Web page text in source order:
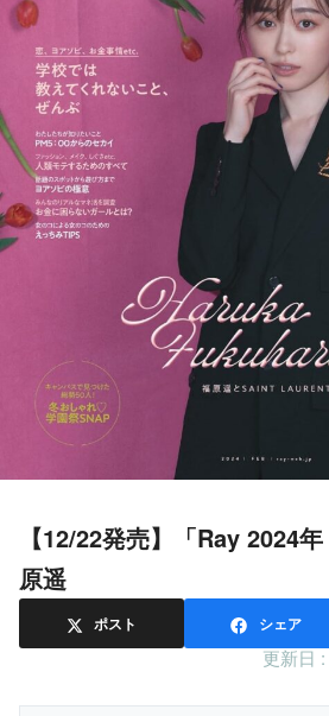
【12/22発売】「Ray 2024年 2月号」表紙：福
原遥
ポスト シェア
更新日 :